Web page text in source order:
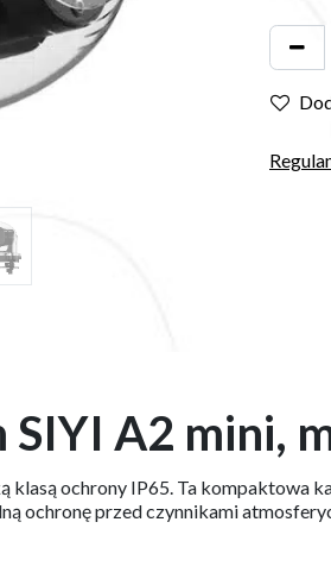
SIYI A2 mini,
klasą ochrony IP65. Ta kompaktowa
ochronę przed czynnikami